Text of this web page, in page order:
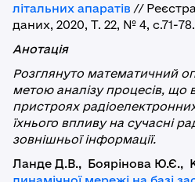
літальних апаратів //
даних, 2020, Т. 22, № 4, с.71-78.
Анотація
Розглянуто математичний
метою аналізу процесів, що
пристроях
їхнього впливу на сучасні
зовнішньої інформації.
Ланде Д.В., Боярінова Ю.Є.,